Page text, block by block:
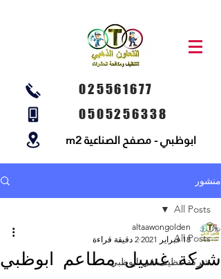
025561677
0505256338
ابوظبي - مصفح الصناعية m2
منشور
All Posts
شركة تنظيف في ابوظبي
All Posts
شركة غسيل مطاعم ابوظبي
altaawongolden
18 فبراير 2021
2 دقيقة قراءة